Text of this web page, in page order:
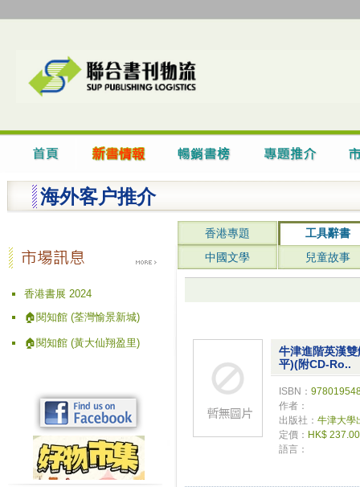
海外客户推介
香港書展 2024
🏠閱知館 (荃灣愉景新城)
🏠閱知館 (黃大仙翔盈里)
香港專題
工具辭書
中國文學
兒童故事
牛津進階英漢
平)(附CD-Ro..
ISBN：
作者：
出版社： 牛津大學
定價： HK$ 237.00
語言：